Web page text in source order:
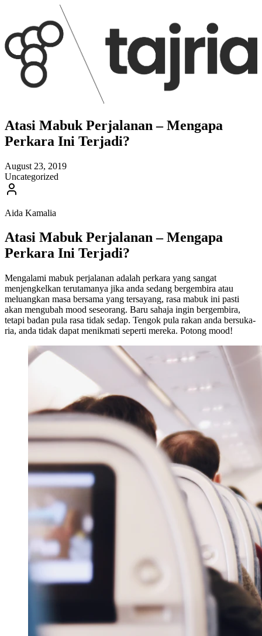
Atasi Mabuk Perjalanan – Mengapa
Perkara Ini Terjadi?
August 23, 2019
Uncategorized
Aida Kamalia
Atasi Mabuk Perjalanan – Mengapa
Perkara Ini Terjadi?
Mengalami mabuk perjalanan adalah perkara yang sangat
menjengkelkan terutamanya jika anda sedang bergembira atau
meluangkan masa bersama yang tersayang, rasa mabuk ini pasti
akan mengubah mood seseorang. Baru sahaja ingin bergembira,
tetapi badan pula rasa tidak sedap. Tengok pula rakan anda bersuka-
ria, anda tidak dapat menikmati seperti mereka. Potong mood!